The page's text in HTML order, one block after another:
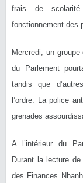
frais de
fonctionnement des
Mercredi, un groupe
du Parlement
tandis que
l’ordre. La police
grenades
A l’intérieur du
Durant la lecture
des Finances